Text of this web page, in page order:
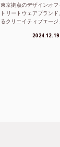
東京拠点のデザインオフ
トリートウェアブラン
るクリエイティブエー
2024.12.19